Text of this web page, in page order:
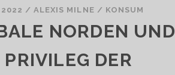
/ALEXIS MILNE / KONSUM
NORDEN UND
DER